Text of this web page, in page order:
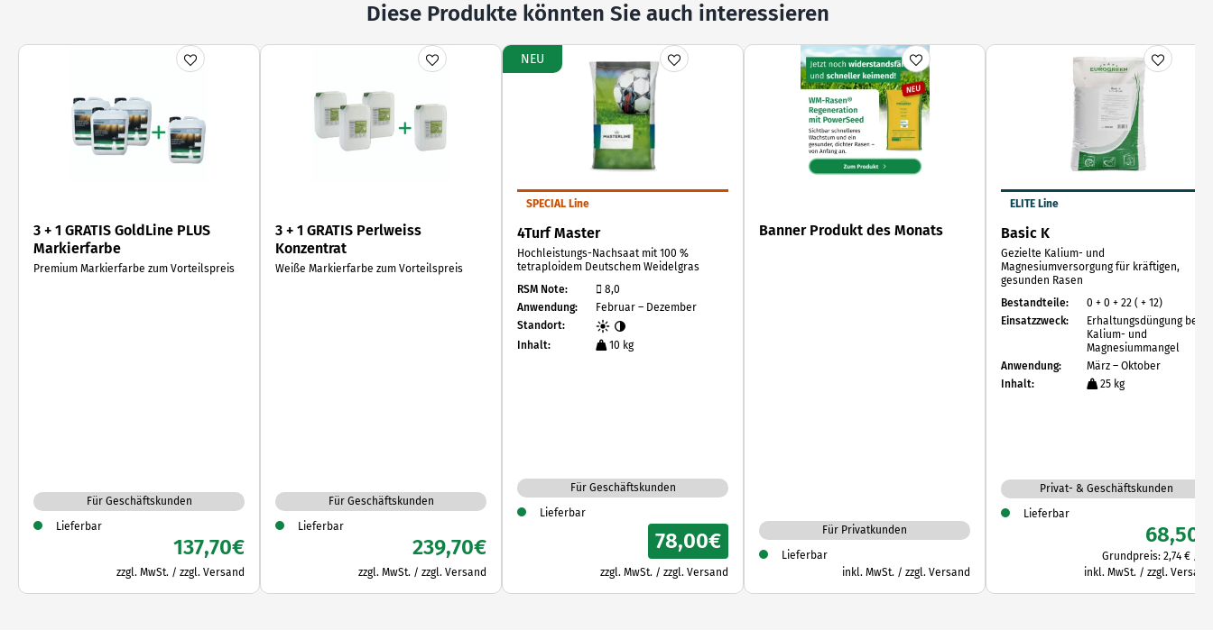
Diese Produkte könnten Sie auch interessieren
3 + 1 GRATIS GoldLine PLUS
Markierfarbe
Premium Markierfarbe zum Vorteilspreis
Für Geschäftskunden
Lieferbar
137,70€
zzgl. MwSt. / zzgl. Versand
3 + 1 GRATIS Perlweiss
Konzentrat
Weiße Markierfarbe zum Vorteilspreis
Für Geschäftskunden
Lieferbar
239,70€
zzgl. MwSt. / zzgl. Versand
NEU
SPECIAL Line
4Turf Master
Hochleistungs-Nachsaat mit 100 %
tetraploidem Deutschem Weidelgras
RSM Note:
8,0
Anwendung:
Februar – Dezember
Standort:
Inhalt:
10 kg
Für Geschäftskunden
Lieferbar
78,00€
zzgl. MwSt. / zzgl. Versand
Banner Produkt des Monats
Für Privatkunden
Lieferbar
inkl. MwSt. / zzgl. Versand
ELITE Line
Basic K
Gezielte Kalium- und
Magnesiumversorgung für kräftigen,
gesunden Rasen
Bestandteile:
0 + 0 + 22 ( + 12)
Einsatzzweck:
Erhaltungsdüngung bei
Kalium- und
Magnesiummangel
Anwendung:
März – Oktober
Inhalt:
25 kg
Privat- & Geschäftskunden
Lieferbar
68,50
Grundpreis: 2,74 € /
inkl. MwSt. / zzgl. Versand